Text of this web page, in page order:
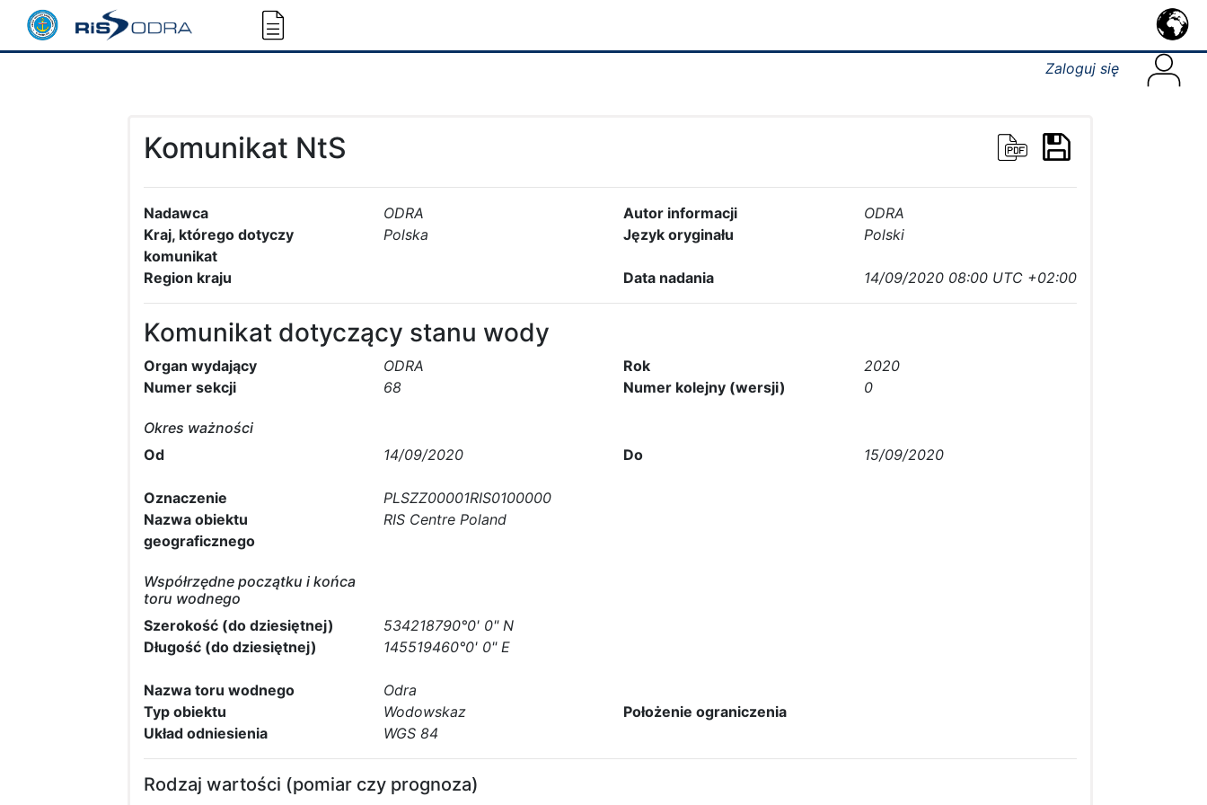
Zaloguj się
Komunikat NtS
Nadawca ODRA Autor informacji
ODRA
Kraj, którego dotyczy
komunikat
Polska Język oryginału Polski
Region kraju Data nadania 14/09/2020 08:00 UTC +02:00
Komunikat dotyczący stanu wody
Organ wydający ODRA Rok
2020
Numer sekcji
68 Numer kolejny (wersji) 0
Okres ważności
Od
14/09/2020 Do 15/09/2020
Oznaczenie
PLSZZ00001RIS0100000
Nazwa obiektu
geograficznego
RIS Centre Poland
Współrzędne początku i końca
toru wodnego
Szerokość (do dziesiętnej)
534218790°0' 0" N
Długość (do dziesiętnej)
145519460°0' 0" E
Nazwa toru wodnego
Odra
Typ obiektu
Wodowskaz
Położenie ograniczenia
Układ odniesienia
WGS 84
Rodzaj wartości (pomiar czy prognoza)